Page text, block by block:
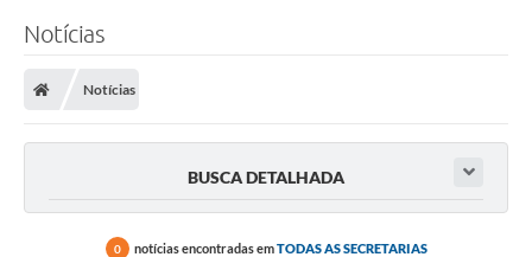
Notícias
Notícias
BUSCA DETALHADA
0 notícias encontradas emTODAS AS SECRETARIAS